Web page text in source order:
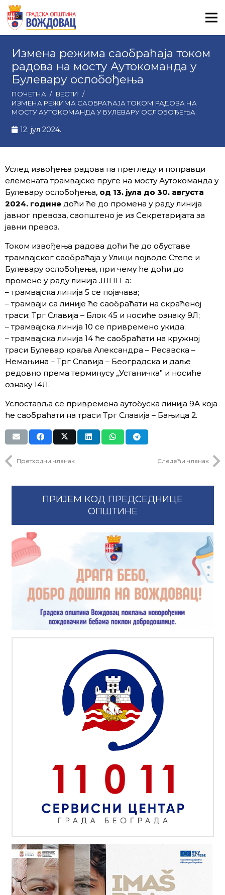
Измена режима саобраћаја током
радова на мосту Аутокоманда у
Булевару ослобођења
ПОЧЕТНА / ВЕСТИ
/
ИЗМЕНА РЕЖИМА САОБРАЋАЈА ТОКОМ РАДОВА НА
МОСТУ АУТОКОМАНДА У БУЛЕВАРУ ОСЛОБОЂЕЊА
12. јул 2024.
Услед извођења радова на прегледу и поправци
елемената трамвајске пругe на мосту Аутокоманда у
Булевару ослобођења, од 13. јула до 30. августа
2024. године доћи ће до промена у раду линија
јавног превоза, саопштено је из Секретаријата за
јавни превоз.
Током извођења радова доћи ће до обуставе
трамвајског саобраћаја у Улици војводе Степе и
Булевару ослобођења, при чему ће доћи до
промене у раду линија ЈЛПП-а:
– трамвајска линија 5 се појачава;
– трамваји са линије ће саобраћати на скраћеној
траси: Трг Славија – Блок 45 и носиће ознаку 9Л;
– трамвајска линија 10 се привремено укида;
– трамвајска линија 14 ће саобраћати на кружној
траси Булевар краља Александра – Ресавска –
Немањина – Трг Славија – Београдска и даље
редовно према терминусу „Устаничка” и носиће
ознаку 14Л.
Успоставља се привремена аутобуска линија 9А која
ће саобраћати на траси Трг Славија – Бањица 2.
Претходни чланак Следећи чланак
ПРИЈЕМ КОД ПРЕДСЕДНИЦЕ
ОПШТИНЕ